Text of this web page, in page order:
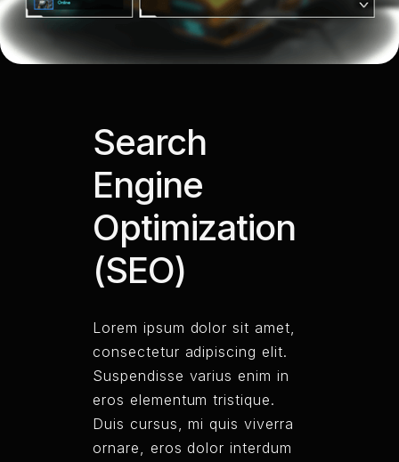
Search
Engine
Optimization
(SEO)
Lorem ipsum dolor sit amet,
consectetur adipiscing elit.
Suspendisse varius enim in
eros elementum tristique.
Duis cursus, mi quis viverra
ornare, eros dolor interdum